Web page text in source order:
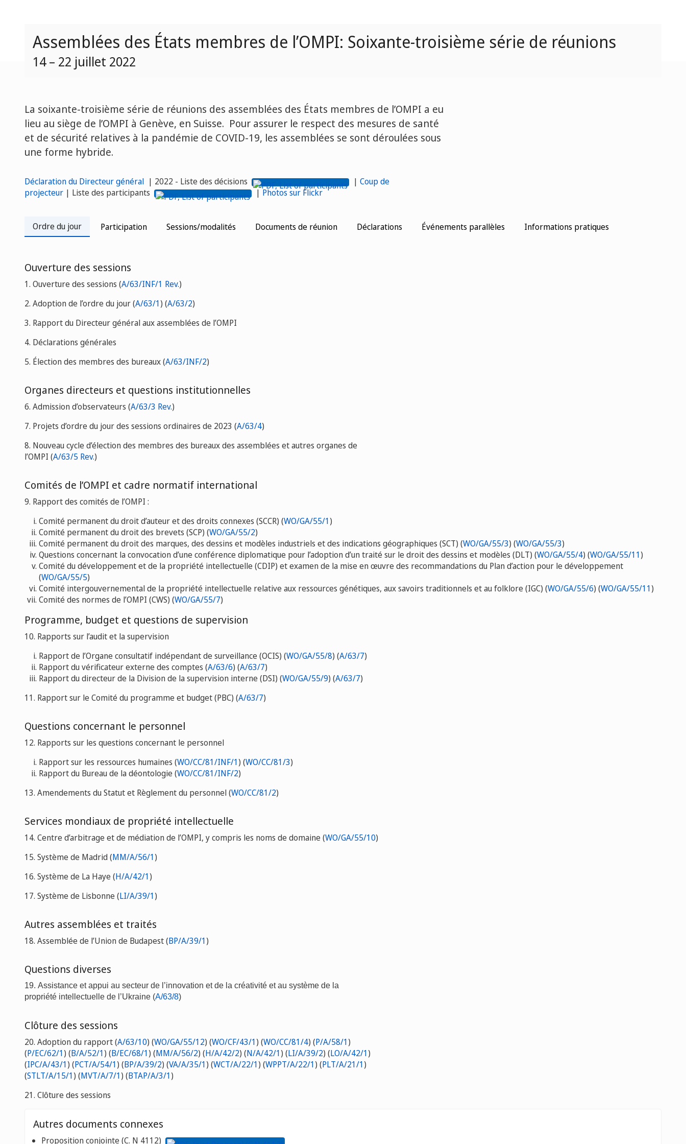
Assemblées des États membres de l’OMPI: Soixante-troisième série de réunions
14 – 22 juillet 2022
La soixante-troisième série de réunions des assemblées des États membres de l’OMPI a eu
lieu au siège de l’OMPI à Genève, en Suisse. Pour assurer le respect des mesures de santé
et de sécurité relatives à la pandémie de COVID-19, les assemblées se sont déroulées sous
une forme hybride.
Déclaration du Directeur général | 2022 - Liste des décisions | Coup de
projecteur | Liste des participants | Photos sur Flickr
Ordre du jour Participation Sessions/modalités Documents de réunion Déclarations Événements parallèles Informations pratiques
Ouverture des sessions
1. Ouverture des sessions (A/63/INF/1 Rev.)
2. Adoption de l’ordre du jour(A/63/1) (A/63/2)
3. Rapport du Directeur général aux assemblées de l’OMPI
4. Déclarations générales
5. Élection des membres des bureaux (A/63/INF/2)
Organes directeurs et questions institutionnelles
6. Admission d’observateurs (A/63/3 Rev.)
7. Projets d’ordre du jour des sessions ordinaires de 2023 (A/63/4)
8. Nouveau cycle d’élection des membres des bureaux des assemblées et autres organes de
l’OMPI (A/63/5 Rev.)
Comités de l’OMPI et cadre normatif international
9. Rapport des comités de l’OMPI :
Comité permanent du droit d’auteur et des droits connexes (SCCR) (WO/GA/55/1)
Comité permanent du droit des brevets (SCP) (WO/GA/55/2)
Comité permanent du droit des marques, des dessins et modèles industriels et des indications géographiques (SCT) (WO/GA/55/3) (WO/GA/55/3)
Questions concernant la convocation d’une conférence diplomatique pour l’adoption d’un traité sur le droit des dessins et modèles (DLT) (WO/GA/55/4) (WO/GA/55/11)
Comité du développement et de la propriété intellectuelle (CDIP) et examen de la mise en œuvre des recommandations du Plan d’action pour le développement
(WO/GA/55/5)
Comité intergouvernemental de la propriété intellectuelle relative aux ressources génétiques, aux savoirs traditionnels et au folklore (IGC) (WO/GA/55/6) (WO/GA/55/11)
Comité des normes de l’OMPI (CWS) (WO/GA/55/7)
Programme, budget et questions de supervision
10. Rapports sur l’audit et la supervision
Rapport de l’Organe consultatif indépendant de surveillance (OCIS) (WO/GA/55/8) (A/63/7)
Rapport du vérificateur externe des comptes (A/63/6) (A/63/7)
Rapport du directeur de la Division de la supervision interne (DSI) (WO/GA/55/9) (A/63/7)
11. Rapport sur le Comité du programme et budget (PBC) (A/63/7)
Questions concernant le personnel
12. Rapports sur les questions concernant le personnel
Rapport sur les ressources humaines (WO/CC/81/INF/1) (WO/CC/81/3)
Rapport du Bureau de la déontologie (WO/CC/81/INF/2)
13. Amendements du Statut et Règlement du personnel (WO/CC/81/2)
Services mondiaux de propriété intellectuelle
14. Centre d’arbitrage et de médiation de l’OMPI, y compris les noms de domaine (WO/GA/55/10)
15. Système de Madrid (MM/A/56/1)
16. Système de La Haye (H/A/42/1)
17. Système de Lisbonne (LI/A/39/1)
Autres assemblées et traités
18. Assemblée de l’Union de Budapest (BP/A/39/1)
Questions diverses
19. Assistance et appui au secteur de l’innovation et de la créativité et au système de la
propriété intellectuelle de l’Ukraine (A/63/8)
Clôture des sessions
20. Adoption du rapport (A/63/10) (WO/GA/55/12) (WO/CF/43/1) (WO/CC/81/4) (P/A/58/1)
(P/EC/62/1) (B/A/52/1) (B/EC/68/1) (MM/A/56/2) (H/A/42/2) (N/A/42/1) (LI/A/39/2) (LO/A/42/1)
(IPC/A/43/1) (PCT/A/54/1) (BP/A/39/2) (VA/A/35/1) (WCT/A/22/1) (WPPT/A/22/1) (PLT/A/21/1)
(STLT/A/15/1) (MVT/A/7/1) (BTAP/A/3/1)
21. Clôture des sessions
Autres documents connexes
Proposition conjointe (C. N 4112)